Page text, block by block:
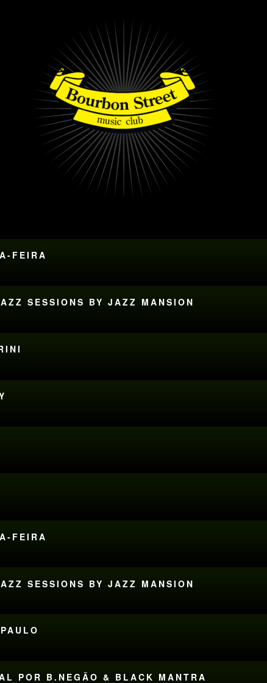
FEIRA
SESSIONS BY JAZZ MANSION
FEIRA
SESSIONS BY JAZZ MANSION
POR B.NEGÃO & BLACK MANTRA